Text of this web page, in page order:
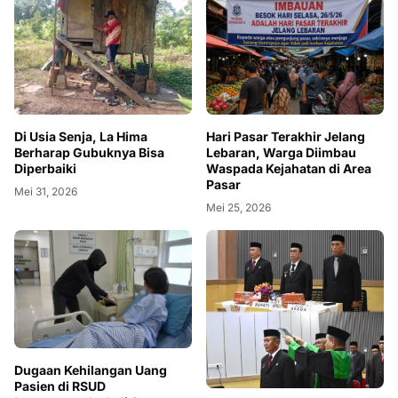
Di Usia Senja, La Hima
Berharap Gubuknya Bisa
Diperbaiki
Mei 31, 2026
Hari Pasar Terakhir Jelang
Lebaran, Warga Diimbau
Waspada Kejahatan di Area
Pasar
Mei 25, 2026
Dugaan Kehilangan Uang
Pasien di RSUD